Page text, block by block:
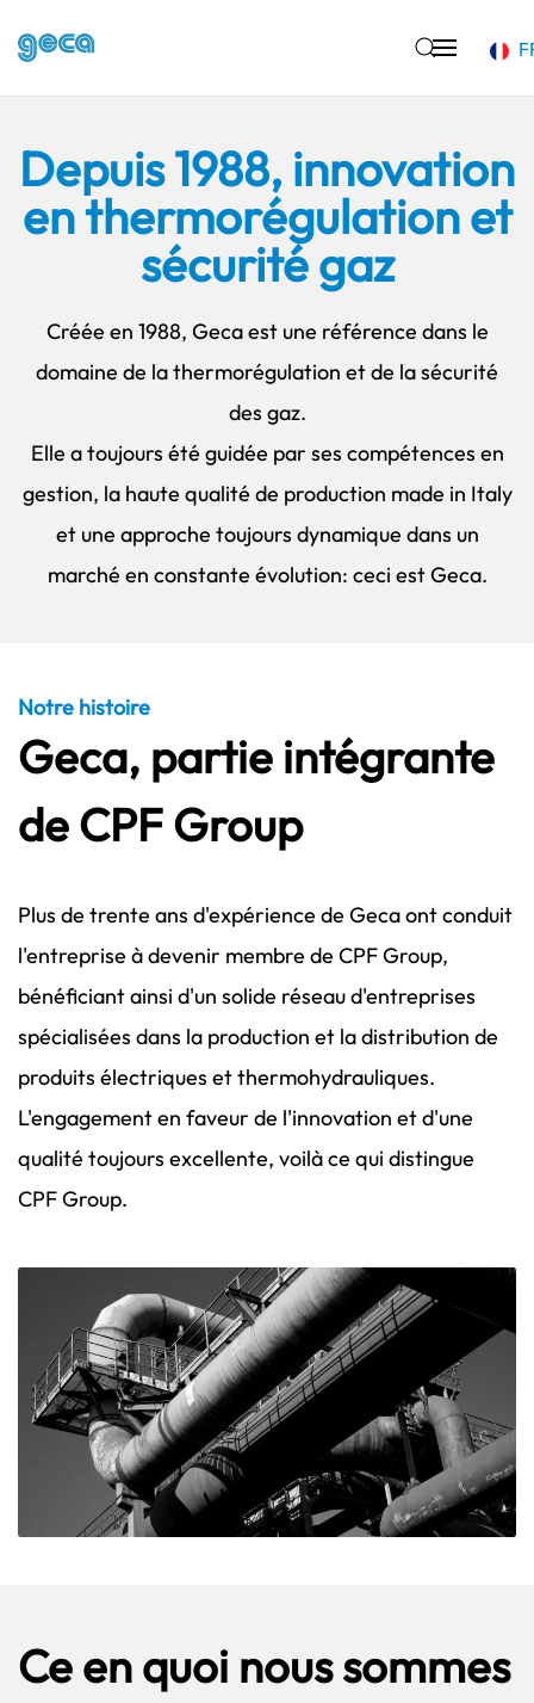
Depuis 1988, innovation
en thermorégulation et
sécurité gaz
Créée en 1988, Geca est une référence dans le
domaine de la thermorégulation et de la sécurité
des gaz.
Elle a toujours été guidée par ses compétences en
gestion, la haute qualité de production made in Italy
et une approche toujours dynamique dans un
marché en constante évolution: ceci est Geca.
Notre histoire
Geca, partie intégrante
de CPF Group
Plus de trente ans d'expérience de Geca ont conduit
l'entreprise à devenir membre de CPF Group,
bénéficiant ainsi d'un solide réseau d'entreprises
spécialisées dans la production et la distribution de
produits électriques et thermohydrauliques.
L'engagement en faveur de l'innovation et d'une
qualité toujours excellente, voilà ce qui distingue
CPF Group.
Ce en quoi nous sommes